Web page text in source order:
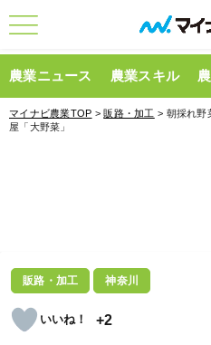
農業ニュース 農業スキル
マイナビ農業TOP >販路・加工 > 朝採れ
屋「大野菜」
販路・加工 神奈川
+2